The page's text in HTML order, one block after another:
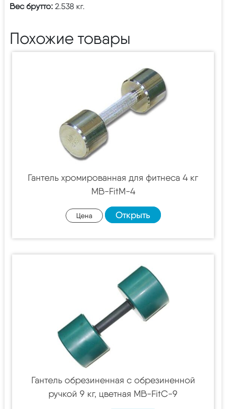
Вес брутто: 2.538 кг.
Похожие товары
Гантель хромированная для фитнеса 4 кг
MB-FitM-4
Цена Открыть
Гантель обрезиненная с обрезиненной
ручкой 9 кг, цветная MB-FitC-9